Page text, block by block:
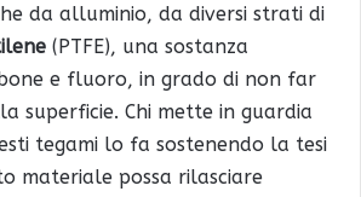
da alluminio, da diversi strati di
(PTFE), una sostanza
e fluoro, in grado di non far
superficie. Chi mette in guardia
tegami lo fa sostenendo la tesi
materiale possa rilasciare